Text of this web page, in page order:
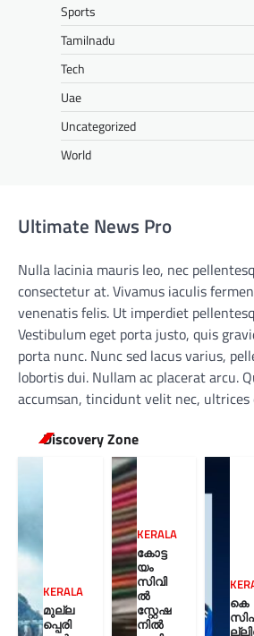
Sports
Tamilnadu
Tech
Uae
Uncategorized
World
Ultimate News Pro
Nulla lacinia mauris leo, nec
consectetur at. Vivamus iaculis
venenatis felis. Ut imperdiet
Vestibulum eget porta justo, quis
porta nunc. Nunc sed lacus varius,
lobortis dui. Nullam ac placerat arcu.
accumsan, tincidunt velit nec, ultrices
Discovery Zone
KERALA
മുല്ല
പ്പെരി
KERALA
കോട്ട
യം
സിവി
ൽ
സ്റ്റേഷ
നിൽ
കെ